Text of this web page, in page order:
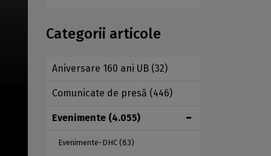
Categorii articole
Aniversare 160 ani UB (32)
Comunicate de presă (446)
Evenimente (4.055)
Evenimente-DHC (83)